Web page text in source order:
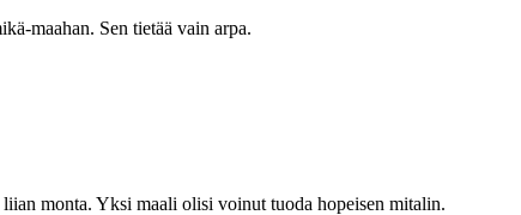
maahan. Sen tietää vain arpa.
monta. Yksi maali olisi voinut tuoda hopeisen mitalin.